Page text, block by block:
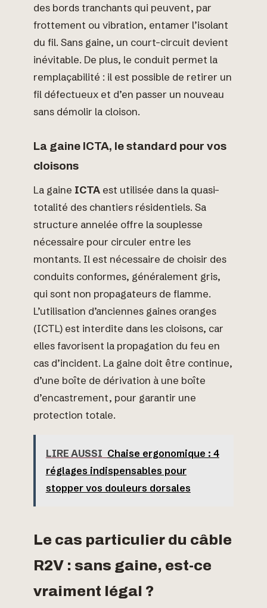
des bords tranchants qui peuvent, par
frottement ou vibration, entamer l’isolant
du fil. Sans gaine, un court-circuit devient
inévitable. De plus, le conduit permet la
remplaçabilité : il est possible de retirer un
fil défectueux et d’en passer un nouveau
sans démolir la cloison.
La gaine ICTA, le standard pour vos
cloisons
La gaine ICTA est utilisée dans la quasi-
totalité des chantiers résidentiels. Sa
structure annelée offre la souplesse
nécessaire pour circuler entre les
montants. Il est nécessaire de choisir des
conduits conformes, généralement gris,
qui sont non propagateurs de flamme.
L’utilisation d’anciennes gaines oranges
(ICTL) est interdite dans les cloisons, car
elles favorisent la propagation du feu en
cas d’incident. La gaine doit être continue,
d’une boîte de dérivation à une boîte
d’encastrement, pour garantir une
protection totale.
LIRE AUSSI Chaise ergonomique : 4
réglages indispensables pour
stopper vos douleurs dorsales
Le cas particulier du câble
R2V : sans gaine, est-ce
vraiment légal ?